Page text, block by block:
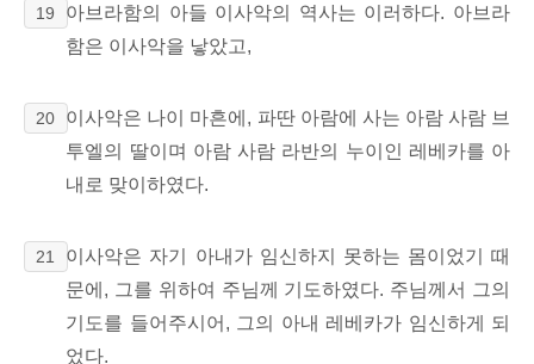
19
아브라함의 아들 이사악의 역사는 이러하다. 아브라
함은 이사악을 낳았고,
20
이사악은 나이 마흔에, 파딴 아람에 사는 아람 사람 브
투엘의 딸이며 아람 사람 라반의 누이인 레베카를 아
내로 맞이하였다.
21
이사악은 자기 아내가 임신하지 못하는 몸이었기 때
문에, 그를 위하여 주님께 기도하였다. 주님께서 그의
기도를 들어주시어, 그의 아내 레베카가 임신하게 되
었다.